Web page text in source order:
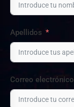
Apellidos
Correo electrónico